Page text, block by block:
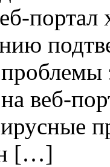
веб-
[…]